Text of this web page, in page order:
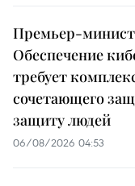
Премьер-
Обеспечение
требует
сочетающего
защиту людей
06/08/2026 04:53